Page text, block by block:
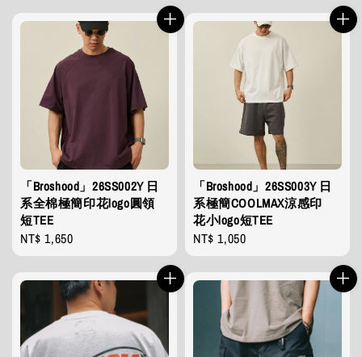
「Broshood」26SS002Y 日
系全棉極簡印花logo圓領
短TEE
Regular
price
NT$ 1,650
「Broshood」26SS003Y 日
系極簡COOLMAX涼感印
花小logo短TEE
Regular
price
NT$ 1,050